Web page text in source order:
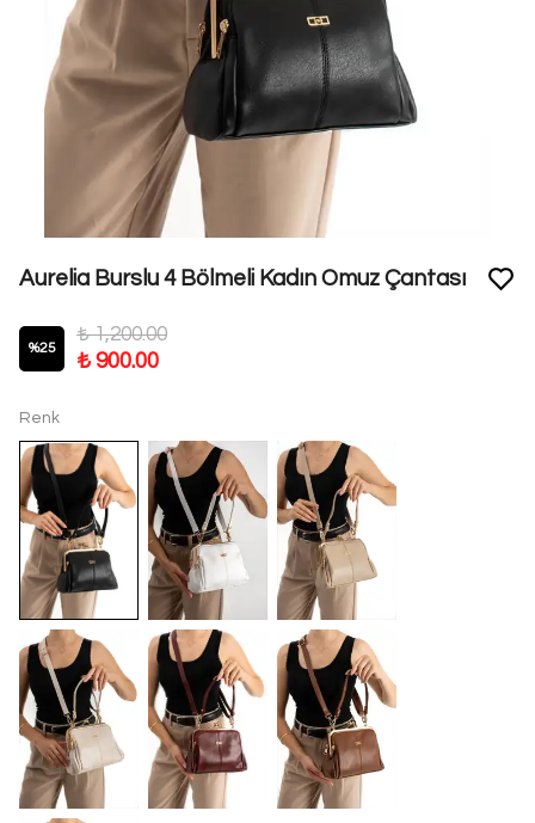
Aurelia Burslu 4 Bölmeli Kadın Omuz Çantası
%25
₺ 1,200.00
₺ 900.00
Renk